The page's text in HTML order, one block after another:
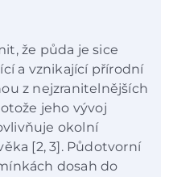
že půda je sice
a vznikající přírodní
z nejzranitelnějších
jeho vývoj
okolní
[2, 3]. Půdotvorní
dosah do